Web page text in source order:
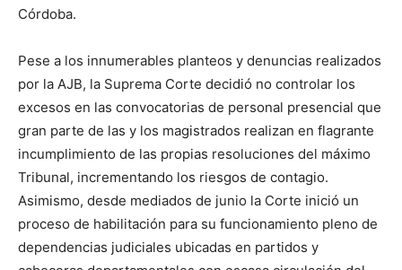
Córdoba.
Pese a los innumerables planteos y denuncias realizados
por la AJB, la Suprema Corte decidió no controlar los
excesos en las convocatorias de personal presencial que
gran parte de las y los magistrados realizan en flagrante
incumplimiento de las propias resoluciones del máximo
Tribunal, incrementando los riesgos de contagio.
Asimismo, desde mediados de junio la Corte inició un
proceso de habilitación para su funcionamiento pleno de
dependencias judiciales ubicadas en partidos y